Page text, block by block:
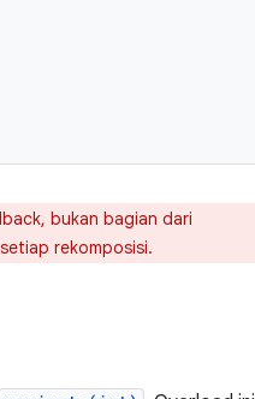
bukan bagian dari
rekomposisi.